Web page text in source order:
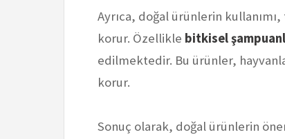
Ayrıca, doğal ürünlerin kullanımı,
korur. Özellikle bitkisel
edilmektedir. Bu ürünler,
korur.
Sonuç olarak, doğal ürünlerin